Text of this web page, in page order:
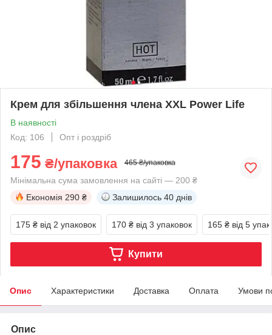
Крем для збільшення члена XXL Power Life
В наявності
Код: 106
Опт і роздріб
175 ₴/упаковка 465 ₴/упаковка
Мінімальна сума замовлення на сайті — 200 ₴
Економія 290 ₴ Залишилось 40 днів
175 ₴ від 2 упаковок 170 ₴ від 3 упаковок 165 ₴ від 5
Купити
Опис Характеристики Доставка Оплата Умови
Опис